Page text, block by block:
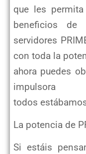
que les
beneficios de
servidores
con toda la
ahora puedes
todos
La potencia de
Si estáis